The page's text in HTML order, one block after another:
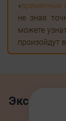
«временные
не зная
можете
произойдут